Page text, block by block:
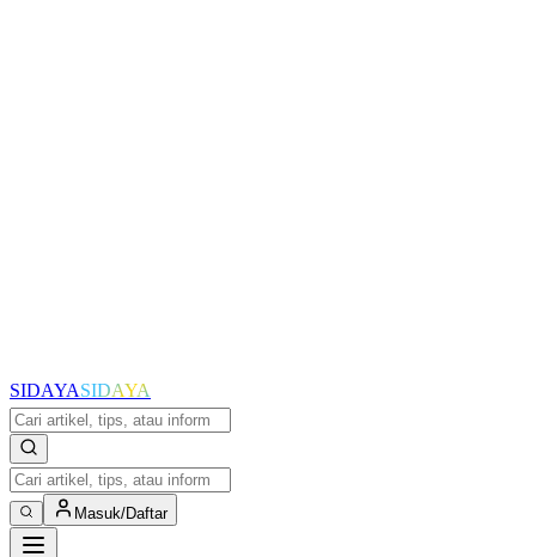
SIDAYASIDAYA
Masuk/Daftar